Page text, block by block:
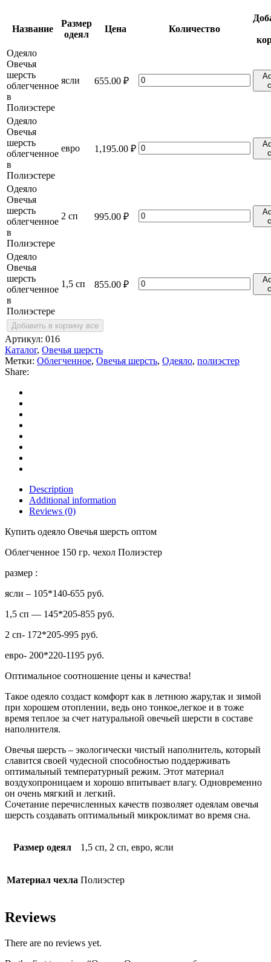
Название
Размер
одеял
Цена Количество
Одеяло
Овечья
шерсть
облегченное
в
Полиэстере
ясли 655.00 ₽
Одеяло
Овечья
quantity
Одеяло
Овечья
шерсть
облегченное
в
Полиэстере
евро 1,195.00 ₽ Одеяло
Овечья
quantity
Одеяло
Овечья
шерсть
облегченное
в
Полиэстере
2 сп 995.00 ₽
Одеяло
Овечья
quantity
Одеяло
Овечья
шерсть
облегченное
в
Полиэстере
1,5 сп 855.00 ₽
Одеяло
Овечья
Добавить в корзину все
Артикул: 016
Каталог, Овечья шерсть
Метки: Облегченное, Овечья шерсть, Одеяло, полиэстер
Share:
Description
Additional information
Reviews (0)
Купить одеяло Овечья шерсть оптом
Облегченное 150 гр. чехол Полиэстер
размер :
ясли – 105*140-655 руб.
1,5 сп — 145*205-855 руб.
2 сп- 172*205-995 руб.
евро- 200*220-1195 руб.
Оптимальное соотношение цены и качества!
Такое одеяло создаст комфорт как в летнюю жару,так и зимой
при хорошем отоплении, ведь оно тонкое,легкое и в тоже
время теплое за счет натуральной овечьей шерсти в составе
наполнителя.
Овечья шерсть – экологически чистый наполнитель, который
славится своей чудесной способностью поддерживать
оптимальный температурный режим. Этот материал
воздухопроницаем и хорошо впитывает влагу. Одновременно
он очень мягкий и легкий.
Сочетание перечисленных качеств позволяет одеялам овечья
шерсть создавать оптимальный микроклимат во время сна.
Размер одеял 1,5 сп, 2 сп, евро, ясли
Материал чехла Полиэстер
Reviews
There are no reviews yet.